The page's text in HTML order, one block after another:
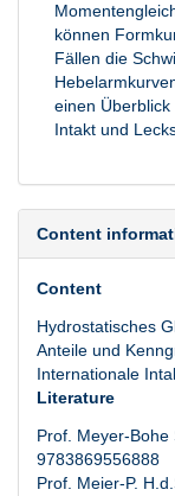
können
Fällen die
einen
Intakt und
Content
Content
Hydrostatisches
Anteile und
Internationale
Literature
Prof. Meyer-Bohe
9783869556888
Prof. Meier-P.